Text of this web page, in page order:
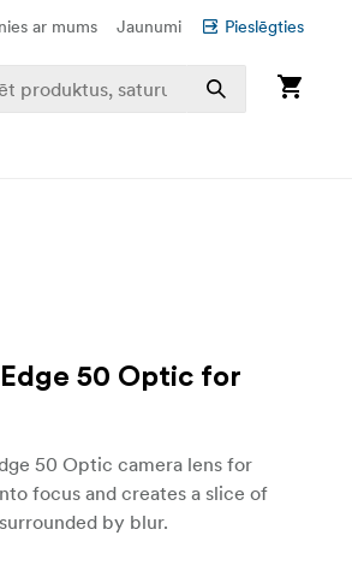
ar mums Jaunumi Pieslēgties
50 Optic for
50 Optic camera lens for
focus and creates a slice of
by blur.